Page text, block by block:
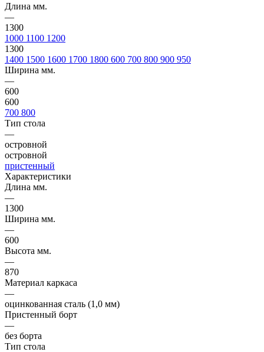
Длина мм.
—
1300
1000 1100 1200
1300
1400 1500 1600 1700 1800 600 700 800 900 950
Ширина мм.
—
600
600
700 800
Тип стола
—
островной
островной
пристенный
Характеристики
Длина мм.
—
1300
Ширина мм.
—
600
Высота мм.
—
870
Материал каркаса
—
оцинкованная сталь (1,0 мм)
Пристенный борт
—
без борта
Тип стола